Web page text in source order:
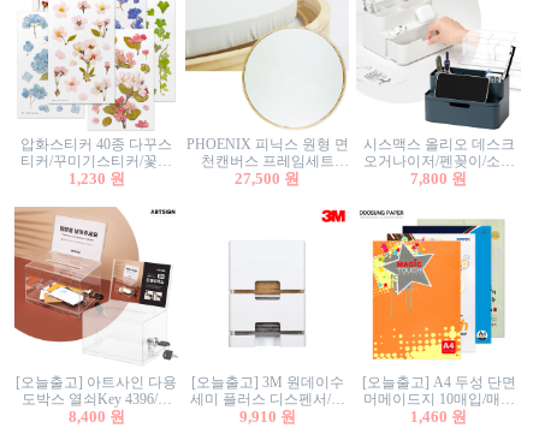
압화스티커 40종 다꾸스
티커/꾸미기스티커/꽃스
티커/압화꽃책갈피/팬시
1,230 원
PHOENIX 피닉스 원형 면
천캔버스 프레임세트
30cm/원형캔버스/플로팅
27,500 원
시스맥스 올리오 데스크
오거나이저/펜꽂이/소품
꽂이/소품함/정리함/수납
7,800 원
[오늘출고] 아트사인 다용
도박스 열쇠Key 4396/투
표함/건의함/모금함/응모
8,400 원
[오늘출고] 3M 원데이수
세미 플러스 디스펜서/소
프트수세미5매+강력수세
9,910 원
[오늘출고] A4 두성 단면
머메이드지 10매입/매직
터치/색지/색상지/색복사
1,460 원